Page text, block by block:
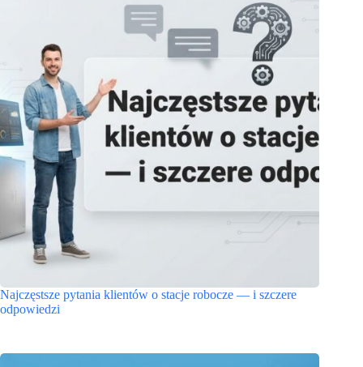
Najczęstsze pytania klientów o stacje robocze — i szczere
odpowiedzi